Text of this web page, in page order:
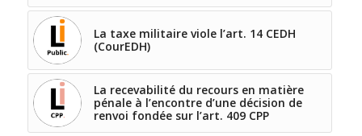
La taxe militaire viole l’art. 14 CEDH
(CourEDH)
La recevabilité du recours en matière
pénale à l’encontre d’une décision de
renvoi fondée sur l’art. 409 CPP